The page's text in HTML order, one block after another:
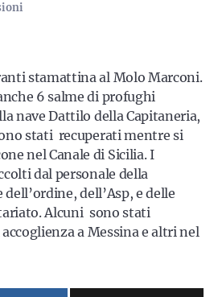
con le ultime news, iscriviti alla
stamattina al Molo Marconi.
6 salme di profughi
nave Dattilo della Capitaneria,
stati recuperati mentre si
nel Canale di Sicilia. I
dal personale della
dell’Asp, e delle
Alcuni sono stati
a Messina e altri nel